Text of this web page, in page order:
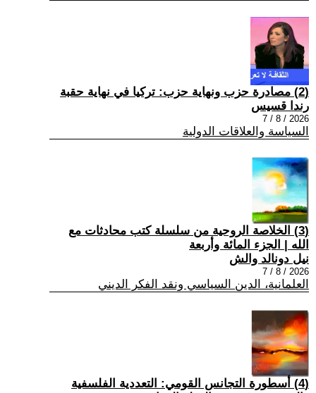
(2) مصادرة حزب ونهاية حزب: تركيا في نهاية حقبة
رندا قسيس
2026 / 8 / 7
السياسة والعلاقات الدولية
(3) الخلاصة الروحية من سلسلة كتب محادثات مع
الله | الجزء المائة وأربعة
نيل دونالد والش
2026 / 8 / 7
العلمانية، الدين السياسي ونقد الفكر الديني
(4) أسطورة التجانس القومي: التعددية الفلسفية